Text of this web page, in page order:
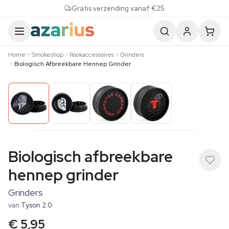
Gratis verzending vanaf €25
Home Smokeshop Rookaccessoires
Grinders
Biologisch Afbreekbare Hennep Grinder
Biologisch afbreekbare
hennep grinder
Grinders
van Tyson 2.0
€ 5,95